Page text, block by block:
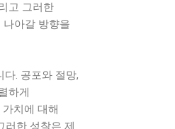
고 그러한
아갈 방향을
. 공포와 절망,
하게
치에 대해
러한 성찰은 제